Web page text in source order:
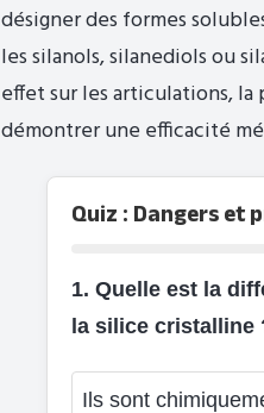
désigner des formes
les silanols, silanediols ou
effet sur les articulations, la
démontrer une efficacité
Quiz : Dangers et
1. Quelle est la
la silice cristalline
Ils sont